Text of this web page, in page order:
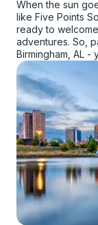
When the sun
like Five Points
ready to
adventures. So,
Birmingham, AL -